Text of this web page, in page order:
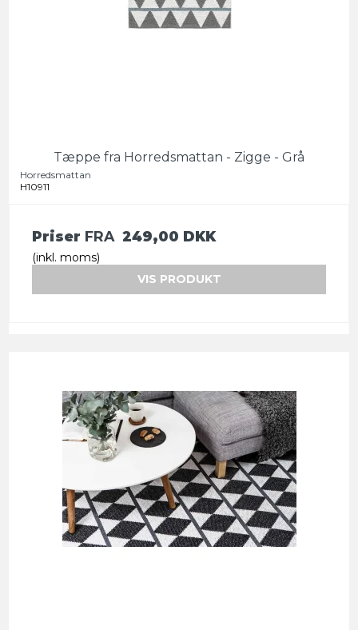
Tæppe fra Horredsmattan - Zigge - Grå
Horredsmattan
H10911
Priser FRA 249,00 DKK
(inkl. moms)
VIS PRODUKT